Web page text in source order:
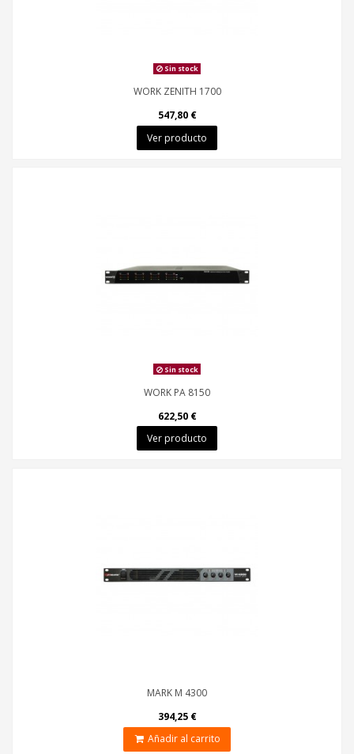
Sin stock
WORK ZENITH 1700
547,80 €
Ver producto
Sin stock
WORK PA 8150
622,50 €
Ver producto
MARK M 4300
394,25 €
Añadir al carrito